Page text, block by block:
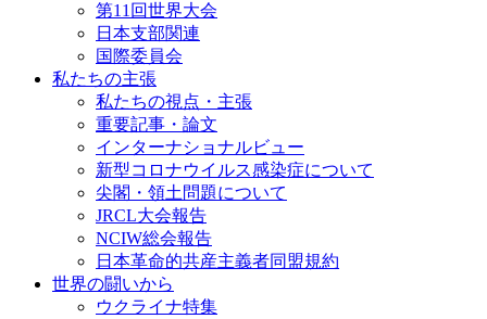
第11回世界大会
日本支部関連
国際委員会
私たちの主張
私たちの視点・主張
重要記事・論文
インターナショナルビュー
新型コロナウイルス感染症について
尖閣・領土問題について
JRCL大会報告
NCIW総会報告
日本革命的共産主義者同盟規約
世界の闘いから
ウクライナ特集